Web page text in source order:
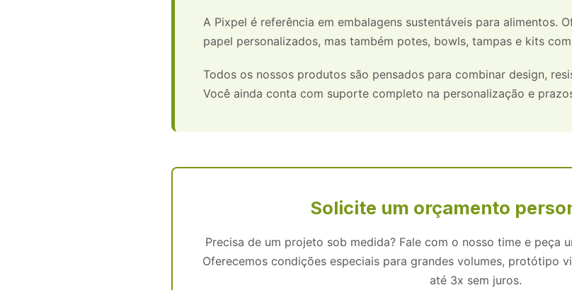
A Pixpel é referência em embalagens sustentáveis para alimentos.
papel personalizados, mas também potes, bowls, tampas e kits
Todos os nossos produtos são pensados para combinar design,
Você ainda conta com suporte completo na personalização e
Solicite um orçamento
Precisa de um projeto sob medida? Fale com o nosso time e peça
Oferecemos condições especiais para grandes volumes, protótipo
até 3x sem juros.